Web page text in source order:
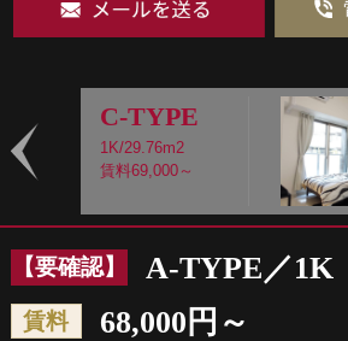
C-TYPE
1K/29.76m2
賃料69,000～
【要確認】 A-TYPE／1K
賃料 68,000円～